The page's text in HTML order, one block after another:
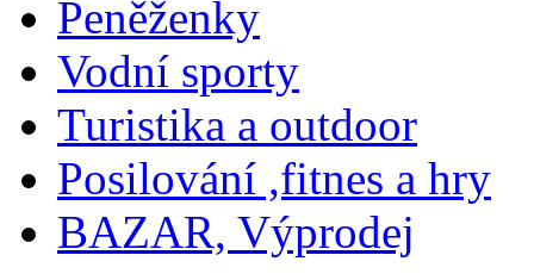
Peněženky
Vodní sporty
Turistika a outdoor
Posilování ,fitnes a hry
BAZAR, Výprodej